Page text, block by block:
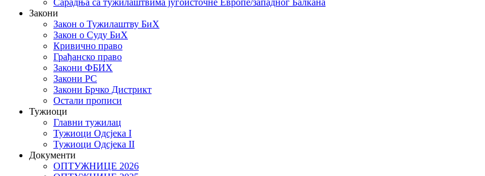
Сарадња са тужилаштвима југоисточне Европе/западног Балкана
Закони
Закон о Тужилаштву БиХ
Закон о Суду БиХ
Кривично право
Грађанско право
Закони ФБИХ
Закони РС
Закони Брчко Дистрикт
Остали прописи
Тужиоци
Главни тужилац
Тужиоци Oдсјекa I
Тужиоци Oдсјекa II
Документи
ОПТУЖНИЦЕ 2026